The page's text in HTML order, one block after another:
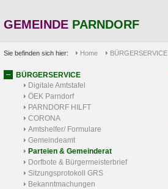
GEMEINDE PARNDORF
Sie befinden sich hier: Home BÜRGERSERVICE
BÜRGERSERVICE
Digitale Amtstafel
ÖEK Parndorf
PARNDORF HILFT
CORONA
Amtshelfer/ Formulare
Gemeindeamt
Parteien & Gemeinderat
Dorfbote & Bürgermeisterbrief
Sitzungsprotokoll GRS
Bekanntmachungen